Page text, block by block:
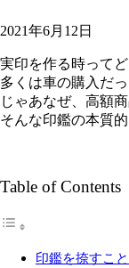
2021年6月12日
実印を作る時って
多くは車の購入だ
じゃあなぜ、高額
そんな印鑑の本質
Table of Contents
印鑑を捺すこ